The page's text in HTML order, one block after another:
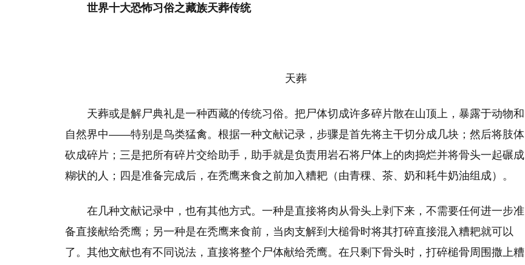
世界十大恐怖习俗之藏族天葬传统
天葬
天葬或是解尸典礼是一种西藏的传统习俗。把尸体切成许多碎片散在山顶上，暴露于动物和
自然界中——特别是鸟类猛禽。根据一种文献记录，步骤是首先将主干切分成几块；然后将肢体
砍成碎片；三是把所有碎片交给助手，助手就是负责用岩石将尸体上的肉捣烂并将骨头一起碾成
糊状的人；四是准备完成后，在秃鹰来食之前加入糟耙（由青稞、茶、奶和耗牛奶油组成）。
在几种文献记录中，也有其他方式。一种是直接将肉从骨头上剥下来，不需要任何进一步准
备直接献给秃鹰；另一种是在秃鹰来食前，当肉支解到大槌骨时将其打碎直接混入糟耙就可以
了。其他文献也有不同说法，直接将整个尸体献给秃鹰。在只剩下骨头时，打碎槌骨周围撒上糟